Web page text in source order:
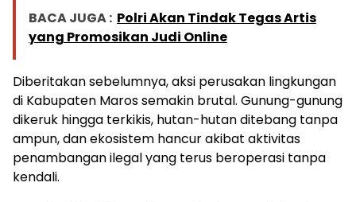
BACA JUGA : Polri Akan Tindak Tegas Artis
yang Promosikan Judi Online
Diberitakan sebelumnya, aksi perusakan lingkungan
di Kabupaten Maros semakin brutal. Gunung-gunung
dikeruk hingga terkikis, hutan-hutan ditebang tanpa
ampun, dan ekosistem hancur akibat aktivitas
penambangan ilegal yang terus beroperasi tanpa
kendali.